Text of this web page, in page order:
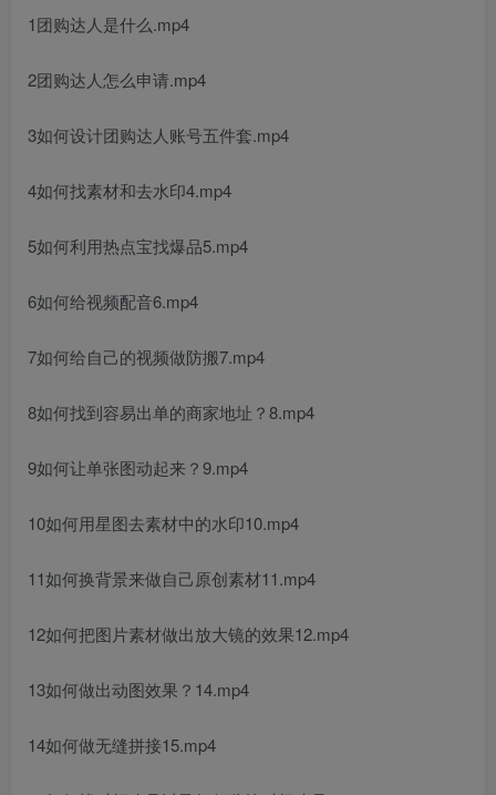
1团购达人是什么.mp4
2团购达人怎么申请.mp4
3如何设计团购达人账号五件套.mp4
4如何找素材和去水印4.mp4
5如何利用热点宝找爆品5.mp4
6如何给视频配音6.mp4
7如何给自己的视频做防搬7.mp4
8如何找到容易出单的商家地址？8.mp4
9如何让单张图动起来？9.mp4
10如何用星图去素材中的水印10.mp4
11如何换背景来做自己原创素材11.mp4
12如何把图片素材做出放大镜的效果12.mp4
13如何做出动图效果？14.mp4
14如何做无缝拼接15.mp4